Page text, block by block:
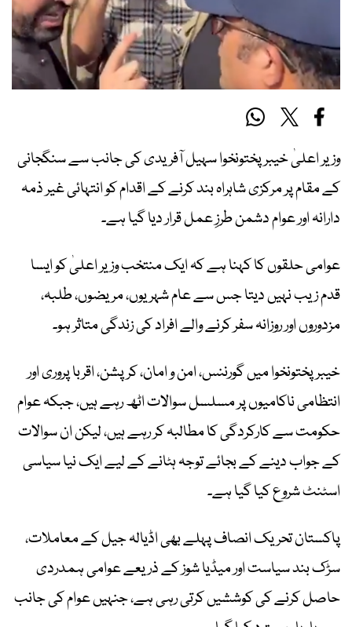
وزیر اعلیٰ خیبرپختونخوا سہیل آفریدی کی جانب سے سنگجانی
کے مقام پر مرکزی شاہراہ بند کرنے کے اقدام کو انتہائی غیر ذمہ
دارانہ اور عوام دشمن طرزِ عمل قرار دیا گیا ہے۔
عوامی حلقوں کا کہنا ہے کہ ایک منتخب وزیر اعلیٰ کو ایسا
قدم زیب نہیں دیتا جس سے عام شہریوں، مریضوں، طلبہ،
مزدوروں اور روزانہ سفر کرنے والے افراد کی زندگی متاثر ہو۔
خیبرپختونخوا میں گورننس، امن و امان، کرپشن، اقربا پروری اور
انتظامی ناکامیوں پر مسلسل سوالات اٹھ رہے ہیں، جبکہ عوام
حکومت سے کارکردگی کا مطالبہ کر رہے ہیں، لیکن ان سوالات
کے جواب دینے کے بجائے توجہ ہٹانے کے لیے ایک نیا سیاسی
اسٹنٹ شروع کیا گیا ہے۔
پاکستان تحریک انصاف پہلے بھی اڈیالہ جیل کے معاملات،
سڑک بند سیاست اور میڈیا شوز کے ذریعے عوامی ہمدردی
حاصل کرنے کی کوششیں کرتی رہی ہے، جنہیں عوام کی جانب